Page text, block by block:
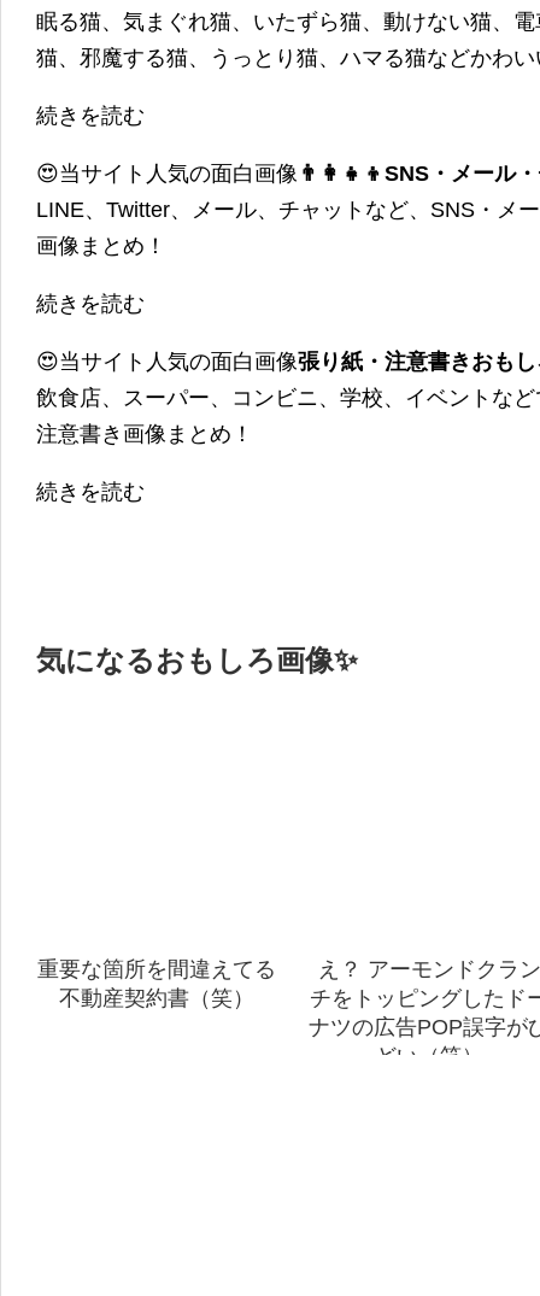
眠る猫、気まぐれ猫、いたずら猫、動けない猫、
猫、邪魔する猫、うっとり猫、ハマる猫などかわ
続きを読む
😍当サイト人気の面白画像 👨‍👩‍👧‍👦SNS・メール
LINE、Twitter、メール、チャットなど、SNS・メ
画像まとめ！
続きを読む
😍当サイト人気の面白画像張り紙・注意書きおも
飲食店、スーパー、コンビニ、学校、イベントな
注意書き画像まとめ！
続きを読む
気になるおもしろ画像✨
重要な箇所を間違えてる
不動産契約書（笑）
え？ アーモンドクラン
チをトッピングしたド
ナツの広告POP誤字が
どい（笑）